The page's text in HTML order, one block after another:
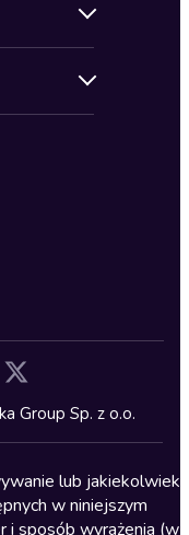
treści
Group Sp. z o.o.
lub jakiekolwiek
w niniejszym
i sposób wyrażenia (w